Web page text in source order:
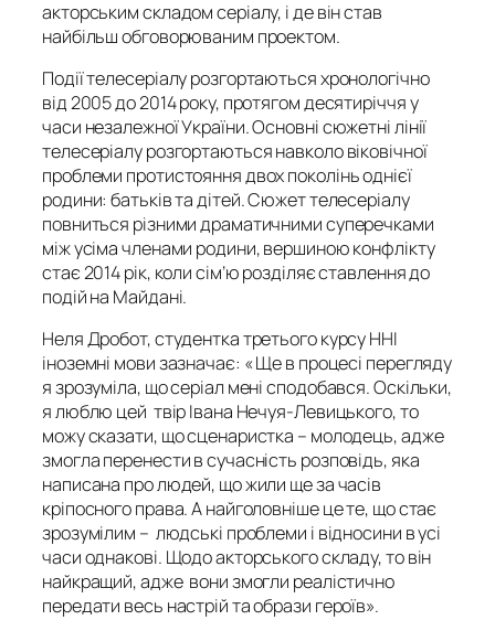
акторським складом серіалу, і де він став
найбільш обговорюваним проектом.
Події телесеріалу розгортаються хронологічно
від 2005 до 2014 року, протягом десятиріччя у
часи незалежної України. Основні сюжетні лінії
телесеріалу розгортаються навколо віковічної
проблеми протистояння двох поколінь однієї
родини: батьків та дітей. Сюжет телесеріалу
повниться різними драматичними суперечками
між усіма членами родини, вершиною конфлікту
стає 2014 рік, коли сім’ю розділяє ставлення до
подій на Майдані.
Неля Дробот, студентка третього курсу ННІ
іноземні мови зазначає: « Ще в процесі перегляду
я зрозуміла, що серіал мені сподобався. Оскільки,
я люблю цей твір Івана Нечуя-Левицького, то
можу сказати, що сценаристка – молодець, адже
змогла перенести в сучасність розповідь, яка
написана про людей, що жили ще за часів
кріпосного права. А найголовніше це те, що стає
зрозумілим – людські проблеми і відносини в усі
часи однакові. Щодо акторського складу, то він
найкращий, адже вони змогли реалістично
передати весь настрій та образи героїв».